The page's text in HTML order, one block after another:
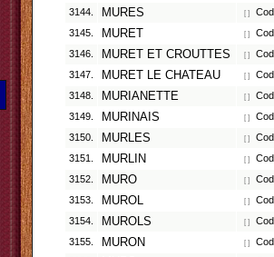
3144.
MURES [ ]
3145.
MURET [ ]
3146.
MURET ET CROUTTES [ ]
3147.
MURET LE CHATEAU [ ]
3148.
MURIANETTE [ ]
3149.
MURINAIS [ ]
3150.
MURLES [ ]
3151.
MURLIN [ ]
3152.
MURO [ ]
3153.
MUROL [ ]
3154.
MUROLS [ ]
3155.
MURON [ ]